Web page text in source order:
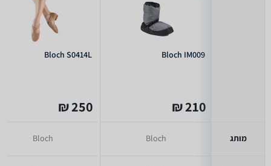
מותג
Bloch IM009
210 ₪
Bloch
Bloch S0414L
250 ₪
Bloch